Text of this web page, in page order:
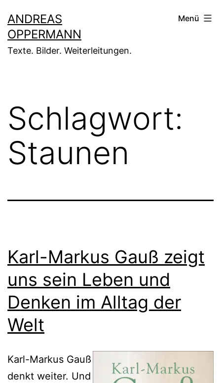
Inhalt
springen
ANDREAS
OPPERMANN
Texte. Bilder. Weiterleitungen.
Menü
Schlagwort:
Staunen
Karl-Markus Gauß zeigt
uns sein Leben und
Denken im Alltag der
Welt
Karl-Markus Gauß
denkt weiter. Und